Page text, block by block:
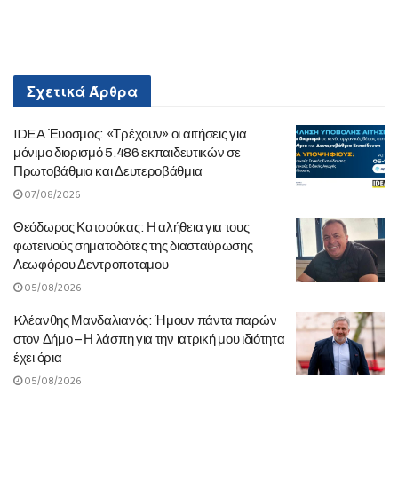
ΣχετικάΆρθρα
IDEA Έυοσμος: «Τρέχουν» οι αιτήσεις για
μόνιμο διορισμό 5.486 εκπαιδευτικών σε
Πρωτοβάθμια και Δευτεροβάθμια
07/08/2026
Θεόδωρος Κατσούκας: Η αλήθεια για τους
φωτεινούς σηματοδότες της διασταύρωσης
Λεωφόρου Δεντροποταμου
05/08/2026
Kλέανθης Μανδαλιανός: Ήμουν πάντα παρών
στον Δήμο – Η λάσπη για την ιατρική μου ιδιότητα
έχει όρια
05/08/2026